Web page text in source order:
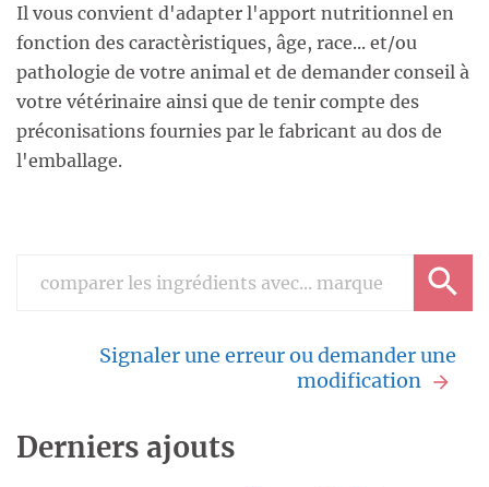
Il vous convient d'adapter l'apport nutritionnel en
fonction des caractèristiques, âge, race... et/ou
pathologie de votre animal et de demander conseil à
votre vétérinaire ainsi que de tenir compte des
préconisations fournies par le fabricant au dos de
l'emballage.
Signaler une erreur ou demander une
modification
Derniers ajouts